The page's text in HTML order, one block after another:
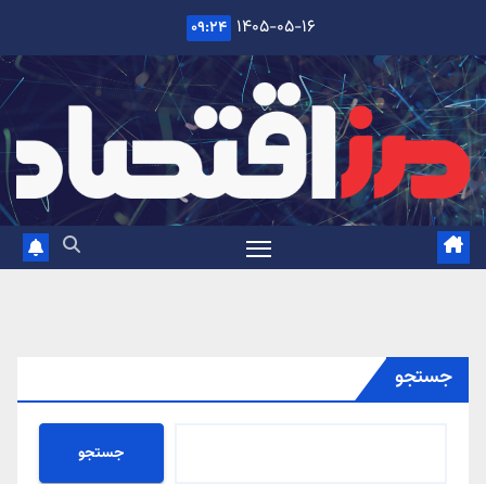
content
۱۴۰۵-۰۵-۱۶ ۰۹:۲۴
جستجو
جستجو